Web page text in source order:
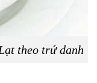
theo trứ danh